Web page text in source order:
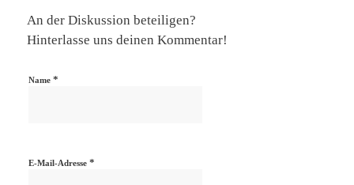
An der Diskussion beteiligen?
Hinterlasse uns deinen Kommentar!
Name *
E-Mail-Adresse *